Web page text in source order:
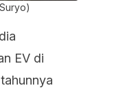
EV di